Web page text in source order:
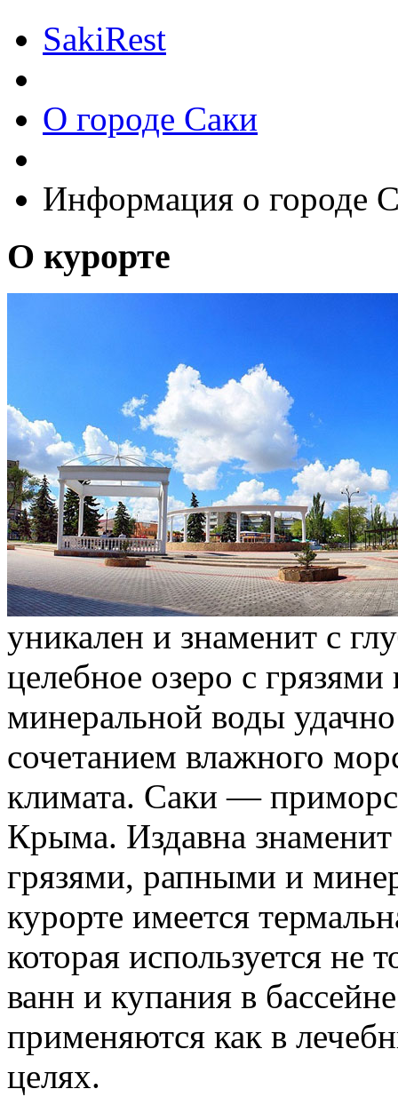
SakiRest
О городе Саки
Информация о городе
О курорте
уникален и знаменит с
целебное озеро с
минеральной воды
сочетанием влажного
климата. Саки —
Крыма. Издавна
грязями, рапными и
курорте имеется
которая используется не
ванн и купания в
применяются как в
целях.